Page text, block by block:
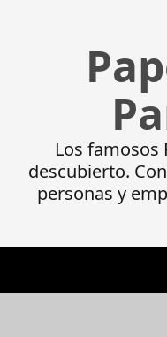
Los famosos
descubierto.
personas y